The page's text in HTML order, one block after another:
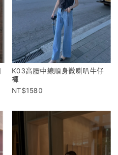
K03高腰中線順身微喇叭牛仔
褲
1580